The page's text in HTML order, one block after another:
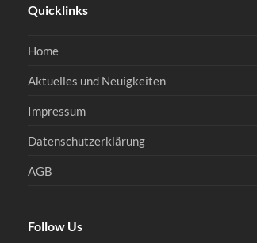
Quicklinks
Home
Aktuelles und Neuigkeiten
Impressum
Datenschutzerklärung
AGB
Follow Us